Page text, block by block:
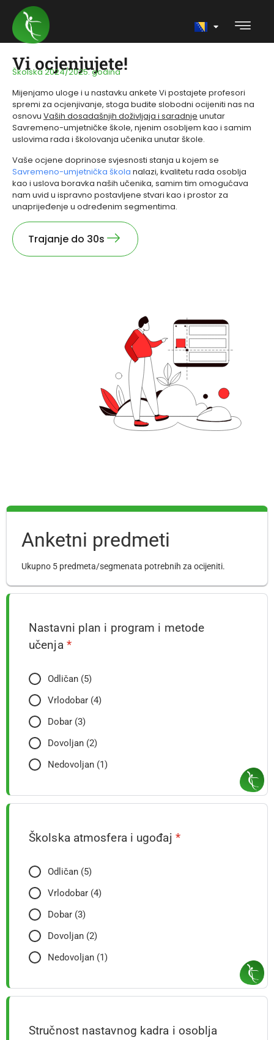
Vi ocjenjujete!
Školska 2024/2025. godina
Mijenjamo uloge i u nastavku ankete Vi postajete profesori
spremi za ocjenjivanje, stoga budite slobodni ocijeniti nas na
osnovu Vaših dosadašnjih doživljaja i saradnje unutar
Savremeno-umjetničke škole, njenim osobljem kao i samim
uslovima rada i školovanja učenika unutar škole.
Vaše ocjene doprinose svjesnosti stanja u kojem se
Savremeno-umjetnička škola nalazi, kvalitetu rada osoblja
kao i uslova boravka naših učenika, samim tim omogućava
nam uvid u ispravno postavljene stvari kao i prostor za
unaprijeđenje u određenim segmentima.
Trajanje do 30s
Anketni predmeti
Ukupno 5 predmeta/segmenata potrebnih za ocijeniti.
Nastavni plan i program i metode
učenja *
Odličan (5)
Vrlodobar (4)
Dobar (3)
Dovoljan (2)
Nedovoljan (1)
Školska atmosfera i ugođaj *
Odličan (5)
Vrlodobar (4)
Dobar (3)
Dovoljan (2)
Nedovoljan (1)
Stručnost nastavnog kadra i osoblja